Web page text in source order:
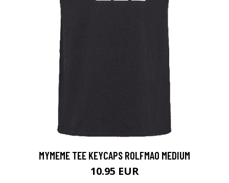
​MYMEME TEE KEYCAPS ROLFMAO MEDIUM
10.95 EUR